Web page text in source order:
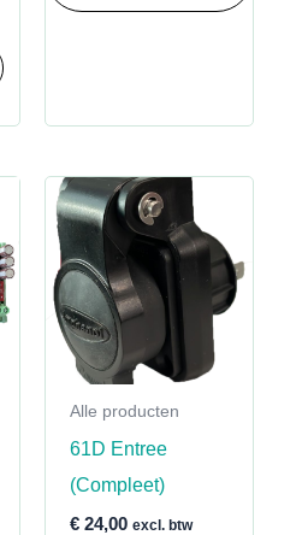
heeft
variaties.
optie
kan
gekozen
productpagina
Alle producten
61D Entree
(Compleet)
€24,00 excl. btw